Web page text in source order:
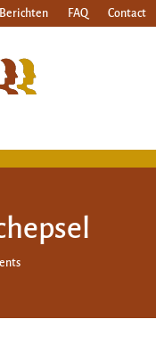
Berichten FAQ Contact